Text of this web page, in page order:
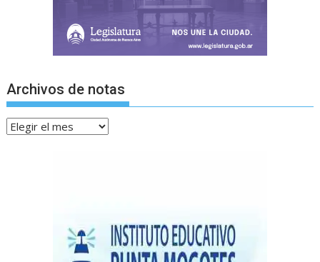
Archivos de notas
Archivos